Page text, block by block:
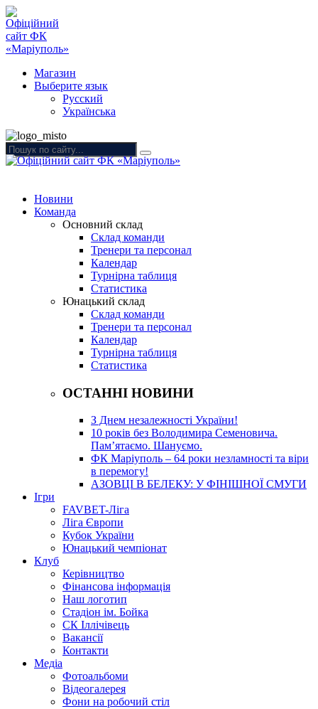
Магазин
Выберите язык
Русский
Українська
Новини
Команда
Основний склад
Склад команди
Тренери та персонал
Календар
Турнірна таблиця
Статистика
Юнацький склад
Склад команди
Тренери та персонал
Календар
Турнірна таблиця
Статистика
ОСТАННІ НОВИНИ
З Днем незалежності України!
10 років без Володимира Семеновича.
Пам’ятаємо. Шануємо.
ФК Маріуполь – 64 роки незламності та віри
в перемогу!
АЗОВЦІ В БЕЛЕКУ: У ФІНІШНОЇ СМУГИ
Ігри
FAVBET-Ліга
Ліга Європи
Кубок України
Юнацький чемпіонат
Клуб
Керівництво
Фінансова інформація
Наш логотип
Стадіон ім. Бойка
СК Іллічівець
Вакансії
Контакти
Медіа
Фотоальбоми
Відеогалерея
Фони на робочий стіл